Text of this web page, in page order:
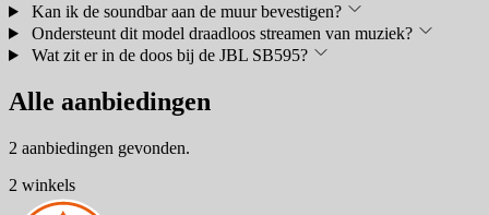
Kan ik de soundbar aan de muur bevestigen?
Ondersteunt dit model draadloos streamen van muziek?
Wat zit er in de doos bij de JBL SB595?
Alle aanbiedingen
2 aanbiedingen gevonden.
2 winkels